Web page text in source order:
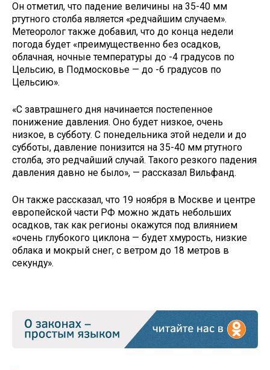
Он отметил, что падение величины на 35-40 мм
ртутного столба является «редчайшим случаем».
Метеоролог также добавил, что до конца недели
погода будет «преимущественно без осадков,
облачная, ночные температуры до -4 градусов по
Цельсию, в Подмосковье — до -6 градусов по
Цельсию».
«С завтрашнего дня начинается постепенное
понижение давления. Оно будет низкое, очень
низкое, в субботу. С понедельника этой недели и до
субботы, давление понизится на 35-40 мм ртутного
столба, это редчайший случай. Такого резкого падения
давления давно не было», — рассказал Вильфанд.
Он также рассказал, что 19 ноября в Москве и центре
европейской части РФ можно ждать небольших
осадков, так как регионы окажутся под влиянием
«очень глубокого циклона — будет хмурость, низкие
облака и мокрый снег, с ветром до 18 метров в
секунду».